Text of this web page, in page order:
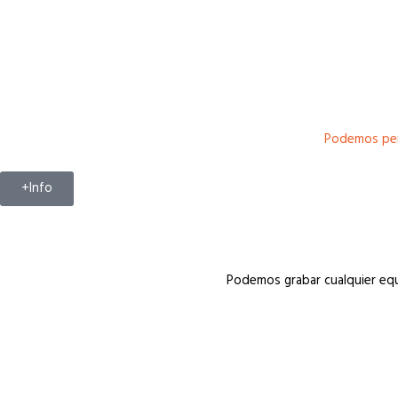
Podemos
+Info
Podemos grabar cualquier